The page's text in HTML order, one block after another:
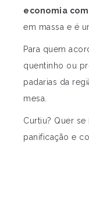
economia
em massa e é
Para quem
quentinho ou
padarias da
mesa.
Curtiu? Quer
panificação e